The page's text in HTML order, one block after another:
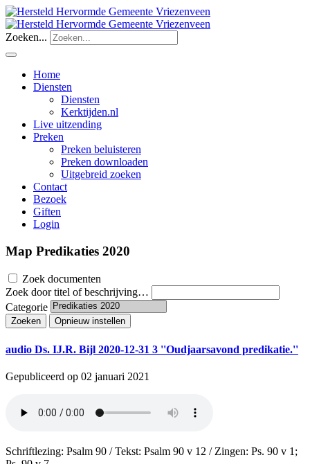
Zoeken...
Home
Diensten
Diensten
Kerktijden.nl
Live uitzending
Preken
Preken beluisteren
Preken downloaden
Uitgebreid zoeken
Contact
Bezoek
Giften
Login
Map Predikaties 2020
Zoek documenten
Zoek door titel of beschrijving…
Categorie
Zoeken Opnieuw instellen
audio Ds. IJ.R. Bijl 2020-12-31 3 ''Oudjaarsavond predikatie.''
Gepubliceerd op 02 januari 2021
Schriftlezing: Psalm 90 / Tekst: Psalm 90 v 12 / Zingen: Ps. 90 v 1;